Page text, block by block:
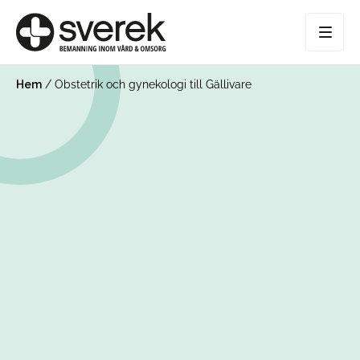
Hem / Obstetrik och gynekologi till Gällivare